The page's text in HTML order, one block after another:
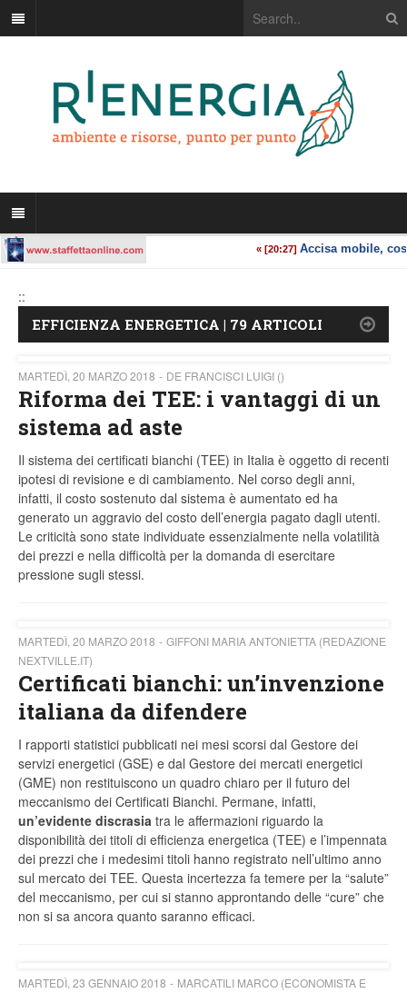
::
EFFICIENZA ENERGETICA | 79 ARTICOLI
MARTEDÌ, 20 MARZO 2018 DE FRANCISCI LUIGI ()
Riforma dei TEE: i vantaggi di un
sistema ad aste
Il sistema dei certificati bianchi (TEE) in Italia è oggetto di recenti
ipotesi di revisione e di cambiamento. Nel corso degli anni,
infatti, il costo sostenuto dal sistema è aumentato ed ha
generato un aggravio del costo dell’energia pagato dagli utenti.
Le criticità sono state individuate essenzialmente nella volatilità
dei prezzi e nella difficoltà per la domanda di esercitare
pressione sugli stessi.
MARTEDÌ, 20 MARZO 2018
GIFFONI MARIA ANTONIETTA (REDAZIONE
NEXTVILLE.IT)
Certificati bianchi: un’invenzione
italiana da difendere
I rapporti statistici pubblicati nei mesi scorsi dal Gestore dei
servizi energetici (GSE) e dal Gestore dei mercati energetici
(GME) non restituiscono un quadro chiaro per il futuro del
meccanismo dei Certificati Bianchi. Permane, infatti,
un’evidente discrasia tra le affermazioni riguardo la
disponibilità dei titoli di efficienza energetica (TEE) e l’impennata
dei prezzi che i medesimi titoli hanno registrato nell’ultimo anno
sul mercato dei TEE. Questa incertezza fa temere per la “salute”
del meccanismo, per cui si stanno approntando delle “cure” che
non si sa ancora quanto saranno efficaci.
MARTEDÌ, 23 GENNAIO 2018
MARCATILI MARCO (ECONOMISTA E